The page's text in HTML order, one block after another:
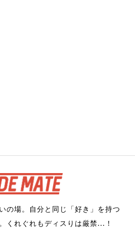
の場。自分と同じ「好き」を持つ
くれぐれもディスりは厳禁...！